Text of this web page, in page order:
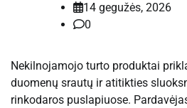
14 gegužės, 2026
0
Nekilnojamojo turto produktai
duomenų srautų ir atitikties
rinkodaros puslapiuose.